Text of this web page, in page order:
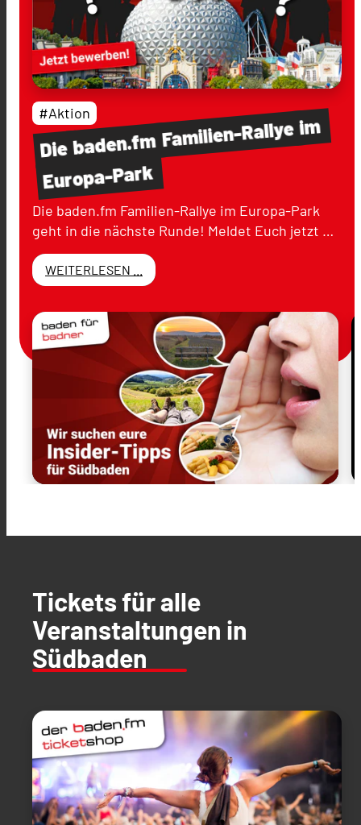
Diebaden.fmFamilien-Rallyeim
Europa-Park
#Aktion
Die baden.fm Familien-Rallye im Europa-Park
geht in die nächste Runde! Meldet Euch jetzt …
WEITERLESEN ...
Tickets für alle
Veranstaltungen in
Südbaden